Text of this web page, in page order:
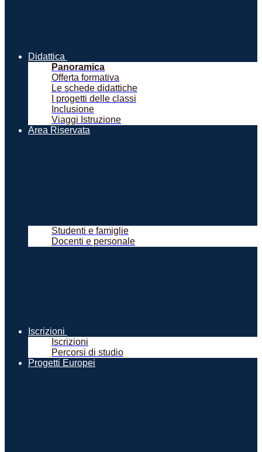
Didattica
Panoramica
Offerta formativa
Le schede didattiche
I progetti delle classi
Inclusione
Viaggi Istruzione
Area Riservata
Studenti e famiglie
Docenti e personale
Iscrizioni
Iscrizioni
Percorsi di studio
Progetti Europei